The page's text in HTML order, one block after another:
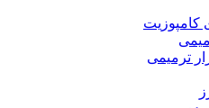
کامپوزیت
ترمیمی